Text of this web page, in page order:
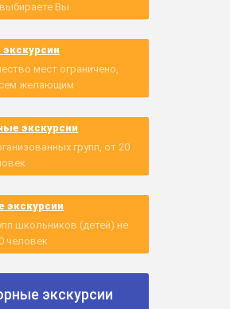
Вы
мест ограничено,
желающим
экскурсии
групп, от 20
экскурсии
школьников (детей) не
человек
экскурсии